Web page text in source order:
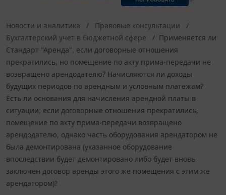
Новости и аналитика
Правовые консультации
Бухгалтерский учет в бюджетной сфере
Применяется ли
Стандарт "Аренда", если договорные отношения
прекратились, но помещение по акту прима-передачи не
возвращено арендодателю? Начисляются ли доходы
будущих периодов по арендным и условным платежам?
Есть ли основания для начисления арендной платы в
ситуации, если договорные отношения прекратились,
помещение по акту прима-передачи возвращено
арендодателю, однако часть оборудования арендатором не
была демонтирована (указанное оборудование
впоследствии будет демонтировано либо будет вновь
заключен договор аренды этого же помещения с этим же
арендатором)?